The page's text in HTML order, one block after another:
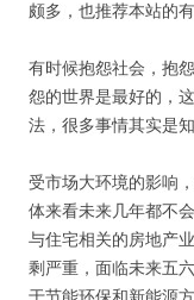
颇多，也推荐本站的
有时候抱怨社会，抱
怨的世界是最好的，
法，很多事情其实是
受市场大环境的影响
体来看未来几年都不
与住宅相关的房地产
剩严重，面临未来五